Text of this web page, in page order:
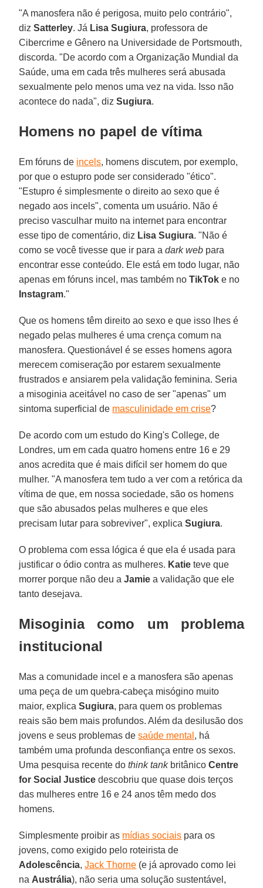
"A manosfera não é perigosa, muito pelo contrário",
dizSatterley. Já Lisa Sugiura, professora de
Cibercrime e Gênero na Universidade de Portsmouth,
discorda. "De acordo com a Organização Mundial da
Saúde, uma em cada três mulheres será abusada
sexualmente pelo menos uma vez na vida. Isso não
acontece do nada", dizSugiura.
Homens no papel de vítima
Em fóruns de incels, homens discutem, por exemplo,
por que o estupro pode ser considerado "ético".
"Estupro é simplesmente o direito ao sexo que é
negado aos incels", comenta um usuário. Não é
preciso vasculhar muito na internet para encontrar
esse tipo de comentário, diz Lisa Sugiura. "Não é
como se você tivesse que ir para adark web para
encontrar esse conteúdo. Ele está em todo lugar, não
apenas em fóruns incel, mas também noTikTok e no
Instagram."
Que os homens têm direito ao sexo e que isso lhes é
negado pelas mulheres é uma crença comum na
manosfera. Questionável é se esses homens agora
merecem comiseração por estarem sexualmente
frustrados e ansiarem pela validação feminina. Seria
a misoginia aceitável no caso de ser "apenas" um
sintoma superficial de masculinidade em crise?
De acordo com um estudo do King's College, de
Londres, um em cada quatro homens entre 16 e 29
anos acredita que é mais difícil ser homem do que
mulher. "A manosfera tem tudo a ver com a retórica da
vítima de que, em nossa sociedade, são os homens
que são abusados ​​pelas mulheres e que eles
precisam lutar para sobreviver", explicaSugiura.
O problema com essa lógica é que ela é usada para
justificar o ódio contra as mulheres. Katie teve que
morrer porque não deu aJamie a validação que ele
tanto desejava.
Misoginia como um problema
institucional
Mas a comunidade incel e a manosfera são apenas
uma peça de um quebra-cabeça misógino muito
maior, explicaSugiura, para quem os problemas
reais são bem mais profundos. Além da desilusão dos
jovens e seus problemas desaúde mental , há
também uma profunda desconfiança entre os sexos.
Uma pesquisa recente dothink tankbritânicoCentre
for Social Justice descobriu que quase dois terços
das mulheres entre 16 e 24 anos têm medo dos
homens.
Simplesmente proibir as mídias sociais para os
jovens, como exigido pelo roteirista de
Adolescência,Jack Thorne (e já aprovado como lei
na Austrália), não seria uma solução sustentável,